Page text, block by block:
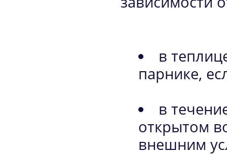
в
парнике,
в
открытом
внешним